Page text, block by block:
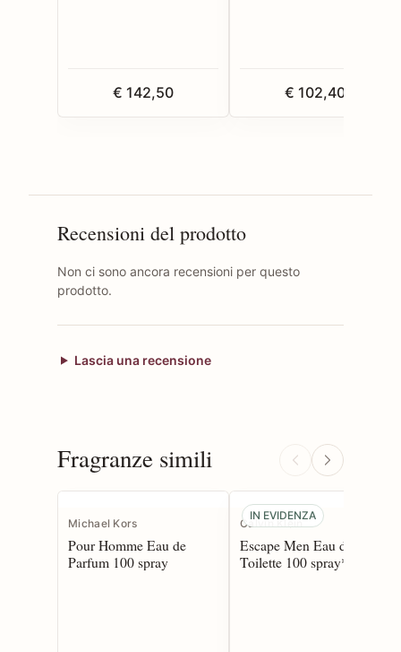
€ 142,50 € 102,40
Recensioni del prodotto
Non ci sono ancora recensioni per questo
prodotto.
Lascia una recensione
Fragranze simili
Michael Kors
Pour Homme Eau de
Parfum 100 spray
IN EVIDENZA
Calvin Klein
Escape Men Eau de
Toilette 100 spray*